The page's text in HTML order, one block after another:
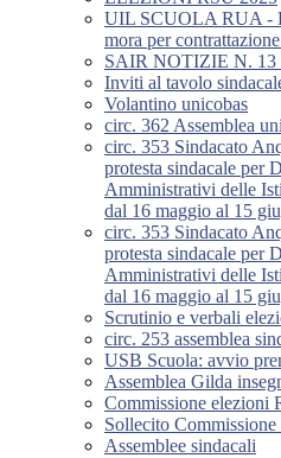
UIL SCUOLA RUA -
mora per
SAIR NOTIZIE N.
Inviti al tavolo
Volantino unicobas
circ. 362 Assemblea
circ. 353 Sindacato
protesta sindacale per
Amministrativi delle
dal 16 maggio al 15
circ. 353 Sindacato
protesta sindacale per
Amministrativi delle
dal 16 maggio al 15
Scrutinio e verbali
circ. 253 assemblea
USB Scuola: avvio
Assemblea Gilda
Commissione elezioni
Sollecito
Assemblee sindacali